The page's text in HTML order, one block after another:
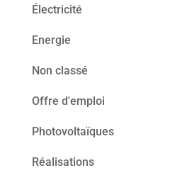
Électricité
Energie
Non classé
Offre d'emploi
Photovoltaïques
Réalisations